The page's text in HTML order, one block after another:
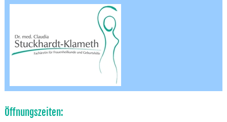
Öffnungszeiten: